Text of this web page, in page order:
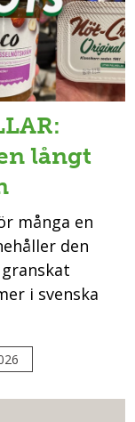
långt
många en
den
i svenska